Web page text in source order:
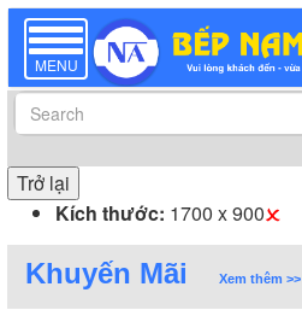
TOGGLE
NAVIGATION
MENU
Trở lại
Kích thước: 1700 x 900
Khuyến Mãi Xem thêm >>